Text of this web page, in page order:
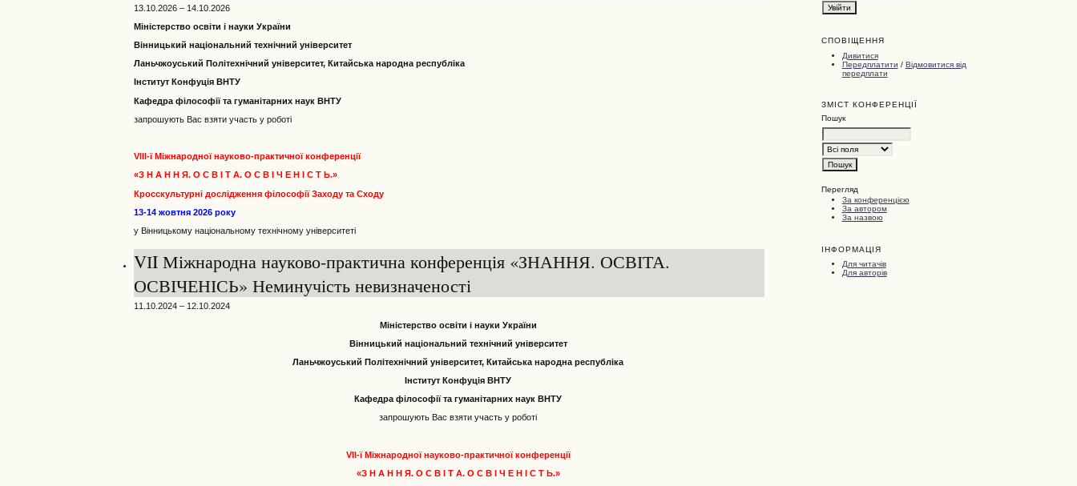
СПОВІЩЕННЯ
Дивитися
Передплатити / Відмовитися від
передплати
ЗМІСТ КОНФЕРЕНЦІЇ
Пошук
Перегляд
За конференцією
За автором
За назвою
ІНФОРМАЦІЯ
Для читачів
Для авторів
13.10.2026 – 14.10.2026
Міністерство освіти і науки України
Вінницький національний технічний університет
Ланьчжоуський Політехнічний університет, Китайська народна республіка
Інститут Конфуція ВНТУ
Кафедра філософії та гуманітарних наук ВНТУ
запрошують Вас взяти участь у роботі
VIII-ї Міжнародної науково-практичної конференції
«З Н А Н Н Я. О С В І Т А. О С В І Ч Е Н І С Т Ь.»
Кросскультурні дослідження філософії Заходу та Сходу
13-14 жовтня 2026 року
у Вінницькому національному технічному університеті
VІI Міжнародна науково-практична конференція «ЗНАННЯ. ОСВІТА.
ОСВІЧЕНІСЬ» Неминучість невизначеності
11.10.2024 – 12.10.2024
Міністерство освіти і науки України
Вінницький національний технічний університет
Ланьчжоуський Політехнічний університет, Китайська народна республіка
Інститут Конфуція ВНТУ
Кафедра філософії та гуманітарних наук ВНТУ
запрошують Вас взяти участь у роботі
VII-ї Міжнародної науково-практичної конференції
«З Н А Н Н Я. О С В І Т А. О С В І Ч Е Н І С Т Ь.»